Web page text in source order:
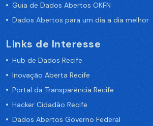
Guia de Dados Abertos OKFN
Dados Abertos para um dia a dia melhor
Links de Interesse
Hub de Dados Recife
Inovação Aberta Recife
Portal da Transparência Recife
Hacker Cidadão Recife
Dados Abertos Governo Federal